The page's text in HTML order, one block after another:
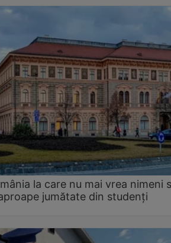
la care nu mai vrea nimeni
jumătate din studenţi